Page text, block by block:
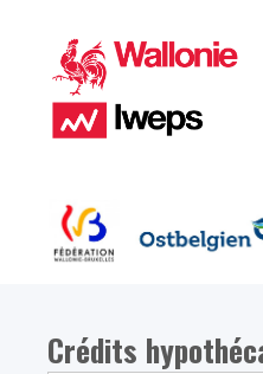
Crédits